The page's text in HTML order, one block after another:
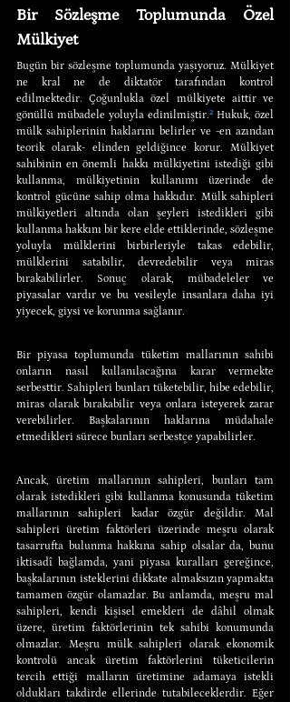
Bir Sözleşme Toplumunda Özel
Mülkiyet
Bugün bir sözleşme toplumunda yaşıyoruz. Mülkiyet
ne kral ne de diktatör tarafından kontrol
edilmektedir. Çoğunlukla özel mülkiyete aittir ve
gönüllü mübadele yoluyla edinilmiştir.² Hukuk, özel
mülk sahiplerinin haklarını belirler ve -en azından
teorik olarak- elinden geldiğince korur. Mülkiyet
sahibinin en önemli hakkı mülkiyetini istediği gibi
kullanma, mülkiyetinin kullanımı üzerinde de
kontrol gücüne sahip olma hakkıdır. Mülk sahipleri
mülkiyetleri altında olan şeyleri istedikleri gibi
kullanma hakkını bir kere elde ettiklerinde, sözleşme
yoluyla mülklerini birbirleriyle takas edebilir,
mülklerini satabilir, devredebilir veya miras
bırakabilirler. Sonuç olarak, mübadeleler ve
piyasalar vardır ve bu vesileyle insanlara daha iyi
yiyecek, giysi ve korunma sağlanır.
Bir piyasa toplumunda tüketim mallarının sahibi
onların nasıl kullanılacağına karar vermekte
serbesttir. Sahipleri bunları tüketebilir, hibe edebilir,
miras olarak bırakabilir veya onlara isteyerek zarar
verebilirler. Başkalarının haklarına müdahale
etmedikleri sürece bunları serbestçe yapabilirler.
Ancak, üretim mallarının sahipleri, bunları tam
olarak istedikleri gibi kullanma konusunda tüketim
mallarının sahipleri kadar özgür değildir. Mal
sahipleri üretim faktörleri üzerinde meşru olarak
tasarrufta bulunma hakkına sahip olsalar da, bunu
iktisadî bağlamda, yani piyasa kuralları gereğince,
başkalarının isteklerini dikkate almaksızın yapmakta
tamamen özgür olamazlar. Bu anlamda, meşru mal
sahipleri, kendi kişisel emekleri de dâhil olmak
üzere, üretim faktörlerinin tek sahibi konumunda
olmazlar. Meşru mülk sahipleri olarak ekonomik
kontrolü ancak üretim faktörlerini tüketicilerin
tercih ettiği malların üretimine adamaya istekli
oldukları takdirde ellerinde tutabileceklerdir. Eğer